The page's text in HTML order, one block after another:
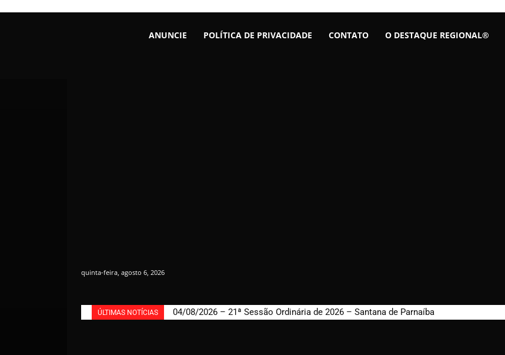
ANUNCIE POLÍTICA DE PRIVACIDADE CONTATO O DESTAQUE REGIONAL®
quinta-feira, agosto 6, 2026
ÚLTIMAS NOTÍCIAS 04/08/2026 – 21ª Sessão Ordinária de 2026 – Santana de Parnaíba